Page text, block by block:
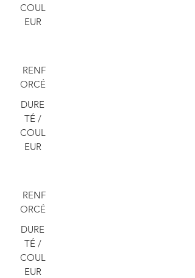
COUL
EUR
RENF
ORCÉ
DURE
TÉ /
COUL
EUR
RENF
ORCÉ
DURE
TÉ /
COUL
EUR